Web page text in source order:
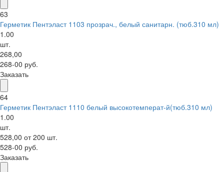
63
Герметик Пентэласт 1103 прозрач., белый санитарн. (тюб.310 мл)
1.00
шт.
268,00
268-00 руб.
Заказать
64
Герметик Пентэласт 1110 белый высокотемперат-й(тюб.310 мл)
1.00
шт.
528,00 от 200 шт.
528-00 руб.
Заказать